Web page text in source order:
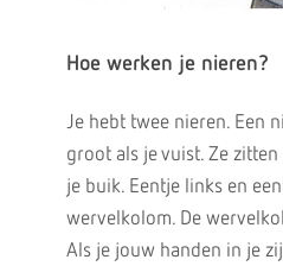
Hoe werken je nieren?
Je hebt twee nieren. Een
groot als je vuist. Ze
je buik. Eentje links en
wervelkolom. De
Als je jouw handen in je